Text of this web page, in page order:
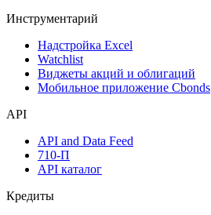
Инструментарий
Надстройка Excel
Watchlist
Виджеты акций и облигаций
Мобильное приложение Cbonds
API
API and Data Feed
710-П
API каталог
Кредиты